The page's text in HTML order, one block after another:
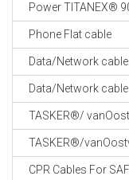
Power TITANEX®
Phone Flat cable
Data/Network cable
Data/Network cable
TASKER®/
TASKER®/
CPR Cables For